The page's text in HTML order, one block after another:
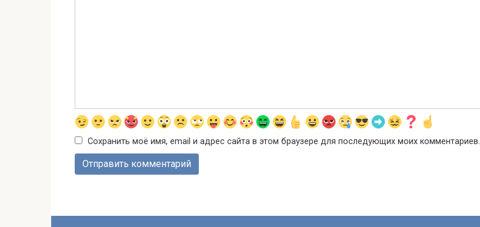
Сохранить моё имя, email и адрес сайта в этом браузере для последующих моих комментариев.